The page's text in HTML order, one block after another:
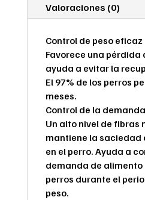
Valoraciones (0)
Control de peso eficaz
Favorece una pérdida
ayuda a evitar la
El 97% de los perros
meses.
Control de la
Un alto nivel de fibras
mantiene la saciedad
en el perro. Ayuda a
demanda de alimento
perros durante el
peso.